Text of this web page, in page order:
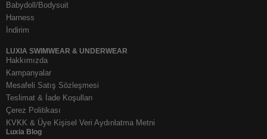
Babydoll/Bodysuit
Harness
İndirim
LUXIA SWIMWEAR & UNDERWEAR
Hakkımızda
Kampanyalar
Mesafeli Satış Sözleşmesi
Teslimat & İade Koşulları
Çerez Politikası
KVKK & Üye Kişisel Veri Aydınlatma Metni
Luxia Blog